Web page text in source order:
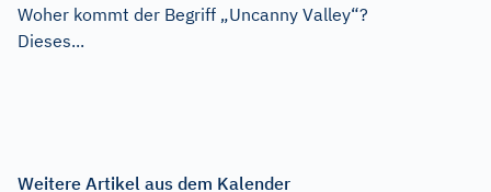
Woher kommt der Begriff „Uncanny Valley“?
Dieses...
Weitere Artikel aus dem Kalender